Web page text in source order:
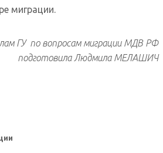
миграции.
ГУ по вопросам миграции МДВ РФ
подготовила Людмила МЕЛАШИЧ